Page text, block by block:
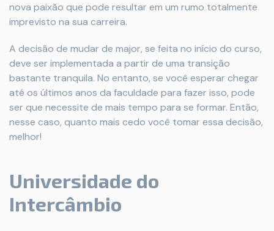
nova paixão que pode resultar em um rumo totalmente
imprevisto na sua carreira.
A decisão de mudar de major, se feita no início do curso,
deve ser implementada a partir de uma transição
bastante tranquila. No entanto, se você esperar chegar
até os últimos anos da faculdade para fazer isso, pode
ser que necessite de mais tempo para se formar. Então,
nesse caso, quanto mais cedo você tomar essa decisão,
melhor!
Universidade do
Intercâmbio